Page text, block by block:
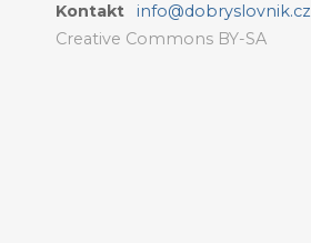
Kontakt
info@dobryslovnik.cz
Creative Commons BY-SA